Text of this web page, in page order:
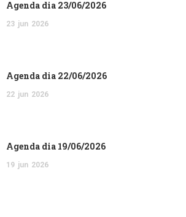
Agenda dia 23/06/2026
23 jun 2026
Agenda dia 22/06/2026
22 jun 2026
Agenda dia 19/06/2026
19 jun 2026